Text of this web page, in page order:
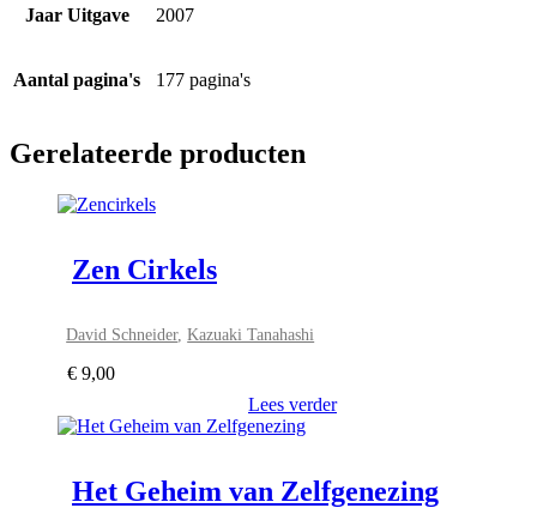
Jaar Uitgave 2007
Aantal pagina's 177 pagina's
Gerelateerde producten
Zen Cirkels
David Schneider,Kazuaki Tanahashi
€ 9,00
Lees verder
Het Geheim van Zelfgenezing